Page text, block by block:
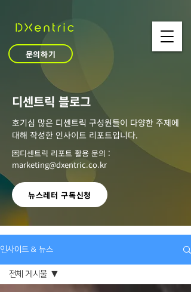
문의하기
​디센트릭 블로그
호기심 많은 디센트릭 구성원들이 다양한 주제에
대해 작성한 인사이트 리포트입니다.
💌디센트릭 리포트 활용 문의 :
marketing@dxentric.co.kr
뉴스레터 구독신청
인사이트 & 뉴스
전체 게시물